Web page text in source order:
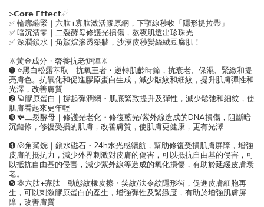
>𝗖𝗼𝗿𝗲 𝗘𝗳𝗳𝗲𝗰𝘁☄
✅ 輪廓繃緊｜六肽+寡肽激活膠原網，下顎線秒收「隱形提拉帶」
✅ 暗沉清零｜二裂酵母修護光損傷，熬夜肌透出珍珠光
✅ 深潤鎖水｜角鯊烷滲透築牆，沙漠皮秒變絲絨豆腐肌！
🔆黃金成分・奢養抗老矩陣🔆
➊ ⭐黑白松露萃取｜抗氧王者・逆轉肌齡時鐘，抗衰老、保濕、緊緻和提
亮膚色。抗氧化和促進膠原蛋白生成，減少皺紋和細紋，提升肌膚彈性和
光澤，改善膚質
➋ 🪐膠原蛋白｜撐起彈潤網・肌底緊致提升及彈性，減少鬆弛和細紋，使
肌膚看起來更年輕
➌ 🪸二裂酵母｜修護光老化・修復藍光/紫外線造成的DNA損傷，阻斷暗
沉鏈條，修復受損的肌膚，改善膚質，使肌膚更健康，更有光澤
➍ 🐚角鯊烷｜鎖水磁石・24h水光感續航，幫助修復受損肌膚屏障，增強
皮膚的抵抗力，減少外界刺激對皮膚的傷害，可以抵抗自由基的侵害，可
以抵抗自由基的侵害，減少紫外線等造成的氧化損傷，有助於延緩皮膚衰
老。
➎ 🕸六肽+寡肽｜動態紋橡皮擦・笑紋/法令紋隱形術，促進皮膚細胞再
生，可以刺激膠原蛋白的產生，增強彈性及緊緻度，有助於增強肌膚屏
障，改善膚質